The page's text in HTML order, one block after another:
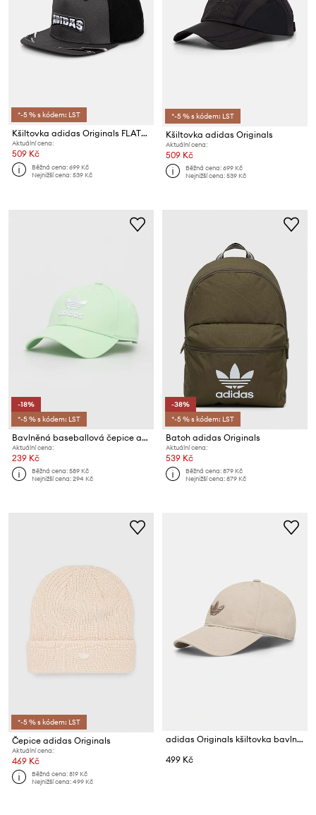
*-5 % s kódem: LST
Kšiltovka adidas Originals FLATBRIM CAP
Aktuální cena:
509 Kč
Běžná cena:699 Kč
Nejnižší cena:539 Kč
*-5 % s kódem: LST
Kšiltovka adidas Originals
Aktuální cena:
509 Kč
Běžná cena:699 Kč
Nejnižší cena:539 Kč
-18%
*-5 % s kódem: LST
Bavlněná baseballová čepice adidas Originals
Aktuální cena:
239 Kč
Běžná cena:589 Kč
Nejnižší cena:294 Kč
-38%
*-5 % s kódem: LST
Batoh adidas Originals
Aktuální cena:
539 Kč
Běžná cena:879 Kč
Nejnižší cena:879 Kč
*-5 % s kódem: LST
Čepice adidas Originals
Aktuální cena:
469 Kč
Běžná cena:819 Kč
Nejnižší cena:499 Kč
adidas Originals kšiltovka bavlněná Adicolor
499 Kč